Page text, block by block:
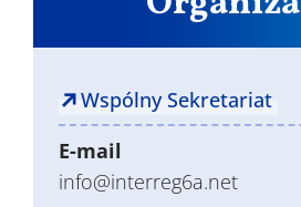
Wspólny Sekretariat
E-mail
info@interreg6a.net